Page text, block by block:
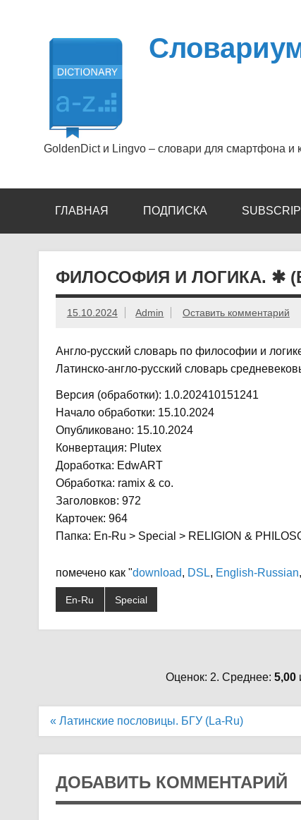
GoldenDict и Lingvo – словари для смартфона и
ГЛАВНАЯ ПОДПИСКА
ФИЛОСОФИЯ И ЛОГИКА. ✱
15.10.2024 Admin Оставить комментарий
Англо-русский словарь по философии и
Латинско-англо-русский словарь
Версия (обработки): 1.0.202410151241
Начало обработки: 15.10.2024
Опубликовано: 15.10.2024
Конвертация: Plutex
Доработка: EdwART
Обработка: ramix & co.
Заголовков: 972
Карточек: 964
Папка: En-Ru > Special > RELIGION &
помечено как "download, DSL, English-Russian,
En-Ru Special
Оценок: 2. Среднее: 5,00
Навигация
« Латинские пословицы. БГУ (La-Ru)
ДОБАВИТЬ КОММЕНТАРИЙ